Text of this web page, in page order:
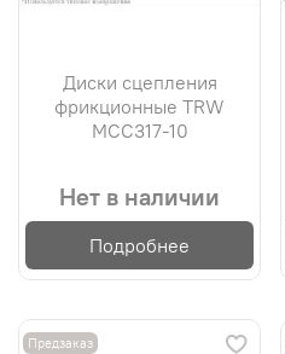
Диски сцепления
фрикционные TRW
MCC317-10
Нет в наличии
Подробнее
Предзаказ